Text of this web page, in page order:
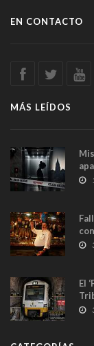
EN CONTACTO
MÁS LEÍDOS
y
en
El